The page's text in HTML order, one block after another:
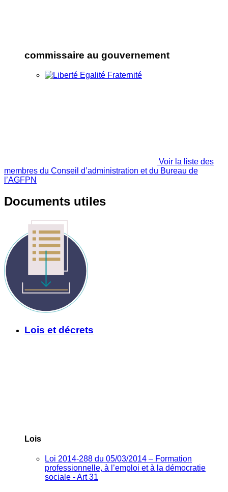
commissaire au gouvernement
Voir la liste des
membres du Conseil d’administration et du Bureau de
l’AGFPN
Documents utiles
Lois et décrets
Lois
Loi 2014-288 du 05/03/2014 – Formation
professionnelle, à l’emploi et à la démocratie
sociale - Art 31